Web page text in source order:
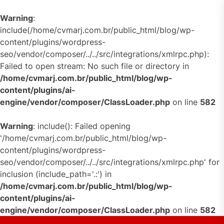
Warning:
include(/home/cvmarj.com.br/public_html/blog/wp-
content/plugins/wordpress-
seo/vendor/composer/../../src/integrations/xmlrpc.php):
Failed to open stream: No such file or directory in
/home/cvmarj.com.br/public_html/blog/wp-
content/plugins/ai-
engine/vendor/composer/ClassLoader.php on line 582
Warning: include(): Failed opening
'/home/cvmarj.com.br/public_html/blog/wp-
content/plugins/wordpress-
seo/vendor/composer/../../src/integrations/xmlrpc.php' for
inclusion (include_path='.:') in
/home/cvmarj.com.br/public_html/blog/wp-
content/plugins/ai-
engine/vendor/composer/ClassLoader.php on line 582